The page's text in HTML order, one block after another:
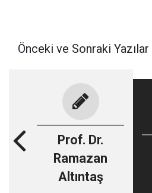
Önceki ve Sonraki Yazılar
Prof. Dr.
Ramazan
Altıntaş